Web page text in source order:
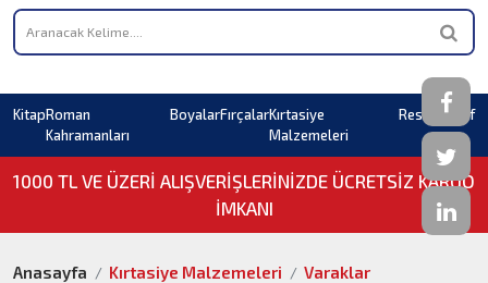
KitapRoman
Kahramanları
BoyalarFırçalarKırtasiye
Malzemeleri
Resim Sahaf
1000 TL VE ÜZERI ALIŞVERIŞLERINIZDE ÜCRETSİZ KARGO
İMKANI
Anasayfa Kırtasiye Malzemeleri Varaklar